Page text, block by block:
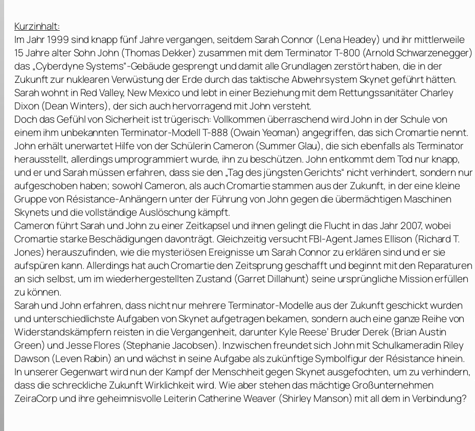
Kurzinhalt:
Im Jahr 1999 sind knapp fünf Jahre vergangen, seitdem Sarah Connor (Lena Headey) und ihr mittlerweile
15 Jahre alter Sohn John (Thomas Dekker) zusammen mit dem Terminator T-800 (Arnold Schwarzenegger)
das „Cyberdyne Systems“-Gebäude gesprengt und damit alle Grundlagen zerstört haben, die in der
Zukunft zur nuklearen Verwüstung der Erde durch das taktische Abwehrsystem Skynet geführt hätten.
Sarah wohnt in Red Valley, New Mexico und lebt in einer Beziehung mit dem Rettungssanitäter Charley
Dixon (Dean Winters), der sich auch hervorragend mit John versteht.
Doch das Gefühl von Sicherheit ist trügerisch: Vollkommen überraschend wird John in der Schule von
einem ihm unbekannten Terminator-Modell T-888 (Owain Yeoman) angegriffen, das sich Cromartie nennt.
John erhält unerwartet Hilfe von der Schülerin Cameron (Summer Glau), die sich ebenfalls als Terminator
herausstellt, allerdings umprogrammiert wurde, ihn zu beschützen. John entkommt dem Tod nur knapp,
und er und Sarah müssen erfahren, dass sie den „Tag des jüngsten Gerichts“ nicht verhindert, sondern nur
aufgeschoben haben; sowohl Cameron, als auch Cromartie stammen aus der Zukunft, in der eine kleine
Gruppe von Résistance-Anhängern unter der Führung von John gegen die übermächtigen Maschinen
Skynets und die vollständige Auslöschung kämpft.
Cameron führt Sarah und John zu einer Zeitkapsel und ihnen gelingt die Flucht in das Jahr 2007, wobei
Cromartie starke Beschädigungen davonträgt. Gleichzeitig versucht FBI-Agent James Ellison (Richard T.
Jones) herauszufinden, wie die mysteriösen Ereignisse um Sarah Connor zu erklären sind und er sie
aufspüren kann. Allerdings hat auch Cromartie den Zeitsprung geschafft und beginnt mit den Reparaturen
an sich selbst, um im wiederhergestellten Zustand (Garret Dillahunt) seine ursprüngliche Mission erfüllen
zu können.
Sarah und John erfahren, dass nicht nur mehrere Terminator-Modelle aus der Zukunft geschickt wurden
und unterschiedlichste Aufgaben von Skynet aufgetragen bekamen, sondern auch eine ganze Reihe von
Widerstandskämpfern reisten in die Vergangenheit, darunter Kyle Reese’ Bruder Derek (Brian Austin
Green) und Jesse Flores (Stephanie Jacobsen). Inzwischen freundet sich John mit Schulkameradin Riley
Dawson (Leven Rabin) an und wächst in seine Aufgabe als zukünftige Symbolfigur der Résistance hinein.
In unserer Gegenwart wird nun der Kampf der Menschheit gegen Skynet ausgefochten, um zu verhindern,
dass die schreckliche Zukunft Wirklichkeit wird. Wie aber stehen das mächtige Großunternehmen
ZeiraCorp und ihre geheimnisvolle Leiterin Catherine Weaver (Shirley Manson) mit all dem in Verbindung?